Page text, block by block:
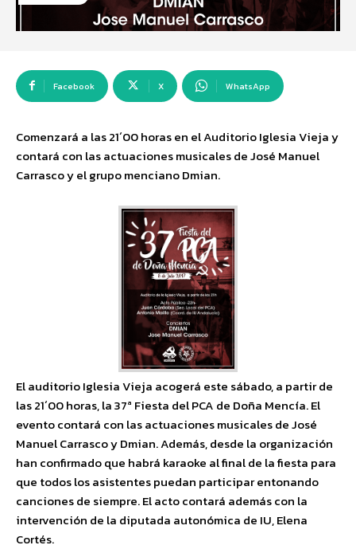
Facebook X WhatsApp
Comenzará a las 21´00 horas en el Auditorio Iglesia Vieja y
contará con las actuaciones musicales de José Manuel
Carrasco y el grupo menciano Dmian.
El auditorio Iglesia Vieja acogerá este sábado, a partir de
las 21´00 horas, la 37ª Fiesta del PCA de Doña Mencía. El
evento contará con las actuaciones musicales de José
Manuel Carrasco y Dmian. Además, desde la organización
han confirmado que habrá karaoke al final de la fiesta para
que todos los asistentes puedan participar entonando
canciones de siempre. El acto contará además con la
intervención de la diputada autonómica de IU, Elena
Cortés.